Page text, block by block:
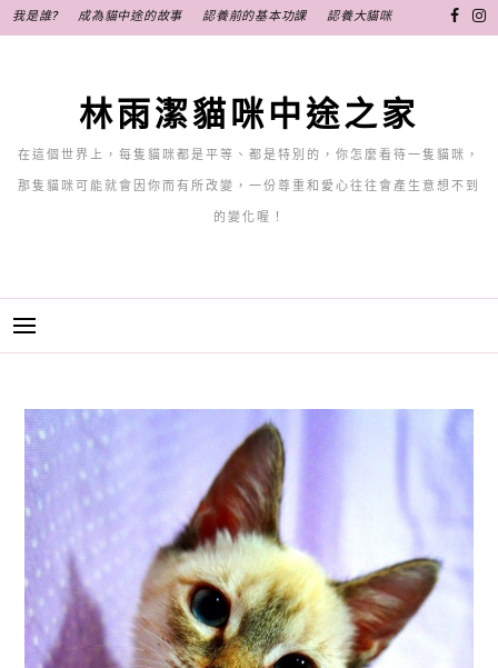
至
我是誰? 成為貓中途的故事 認養前的基本功課 認養大貓咪
林雨潔貓咪中途之家
在這個世界上，每隻貓咪都是平等、都是特別的，你怎麼看待一隻貓咪，
那隻貓咪可能就會因你而有所改變，一份尊重和愛心往往會產生意想不到
的變化喔！